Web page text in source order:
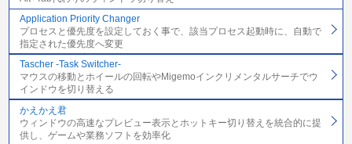
Application Priority Changer
プロセスと優先度を設定しておく事で、該当プロセス起動時に、自動で
指定された優先度へ変更
Tascher -Task Switcher-
マウスの移動とホイールの回転やMigemoインクリメンタルサーチでウ
インドウを切り替える
かえかえ君
ウィンドウの高速なプレビュー表示とホットキー切り替えを統合的に提
供し、ゲームや業務ソフトを効率化